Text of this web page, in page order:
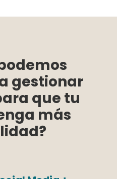
gestionar
que tu
más